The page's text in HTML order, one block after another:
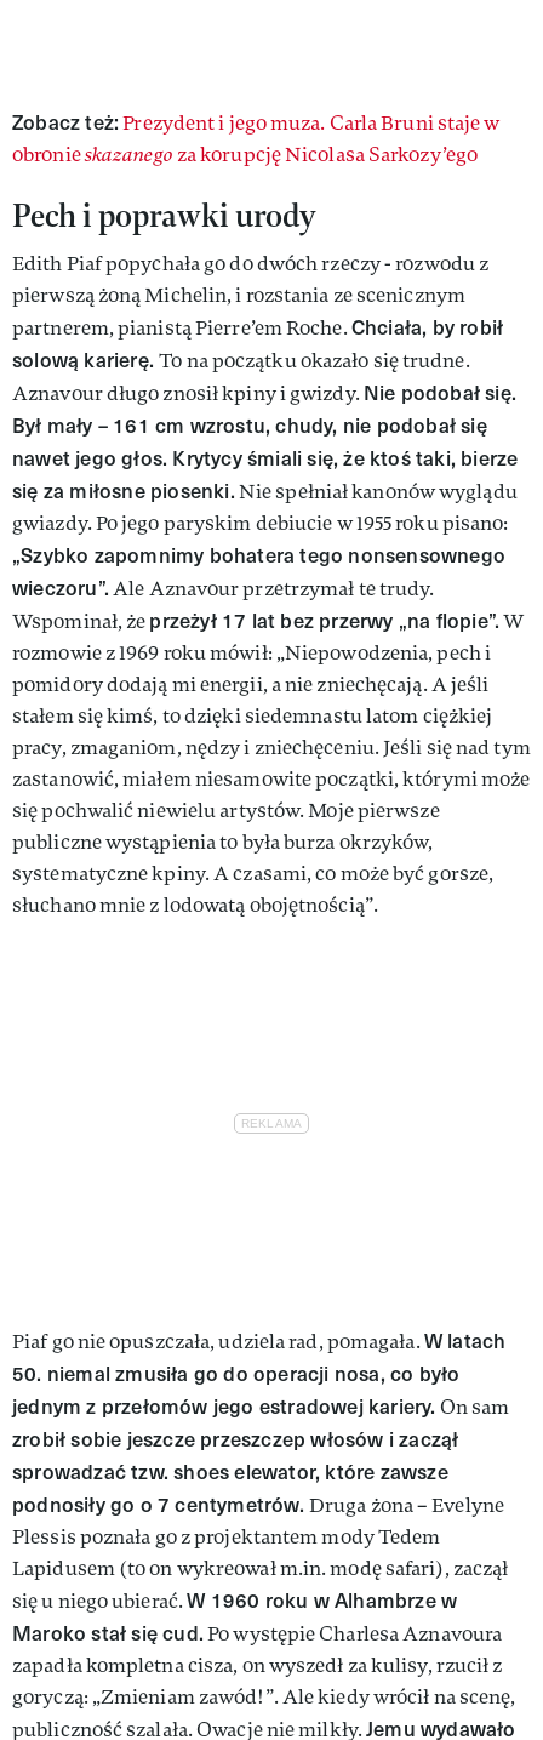
Zobacz też: Prezydent i jego muza. Carla Bruni staje w
obronieskazanego za korupcję Nicolasa Sarkozy’ego
Pech i poprawki urody
Edith Piaf popychała go do dwóch rzeczy - rozwodu z
pierwszą żoną Michelin, i rozstania ze scenicznym
partnerem, pianistą Pierre’em Roche.Chciała, by robił
solową karierę.To na początku okazało się trudne.
Aznavour długo znosił kpiny i gwizdy. Nie podobał się.
Był mały – 161 cm wzrostu, chudy, nie podobał się
nawet jego głos. Krytycy śmiali się, że ktoś taki, bierze
się za miłosne piosenki.Nie spełniał kanonów wyglądu
gwiazdy. Po jego paryskim debiucie w 1955 roku pisano:
„Szybko zapomnimy bohatera tego nonsensownego
wieczoru”.Ale Aznavour przetrzymał te trudy.
Wspominał, żeprzeżył 17 lat bez przerwy „na flopie”.W
rozmowie z 1969 roku mówił: „Niepowodzenia, pech i
pomidory dodają mi energii, a nie zniechęcają. A jeśli
stałem się kimś, to dzięki siedemnastu latom ciężkiej
pracy, zmaganiom, nędzy i zniechęceniu. Jeśli się nad tym
zastanowić, miałem niesamowite początki, którymi może
się pochwalić niewielu artystów. Moje pierwsze
publiczne wystąpienia to była burza okrzyków,
systematyczne kpiny. A czasami, co może być gorsze,
słuchano mnie z lodowatą obojętnością”.
Piaf go nie opuszczała, udziela rad, pomagała.W latach
50. niemal zmusiła go do operacji nosa, co było
jednym z przełomów jego estradowej kariery. On sam
zrobił sobie jeszcze przeszczep włosów i zaczął
sprowadzać tzw. shoes elewator, które zawsze
podnosiły go o 7 centymetrów. Druga żona – Evelyne
Plessis poznała go z projektantem mody Tedem
Lapidusem (to on wykreował m.in. modę safari), zaczął
się u niego ubierać.W 1960 roku w Alhambrze w
Maroko stał się cud.Po występie Charlesa Aznavoura
zapadła kompletna cisza, on wyszedł za kulisy, rzucił z
goryczą: „Zmieniam zawód!”. Ale kiedy wrócił na scenę,
publiczność szalała. Owacje nie milkły.Jemu wydawało